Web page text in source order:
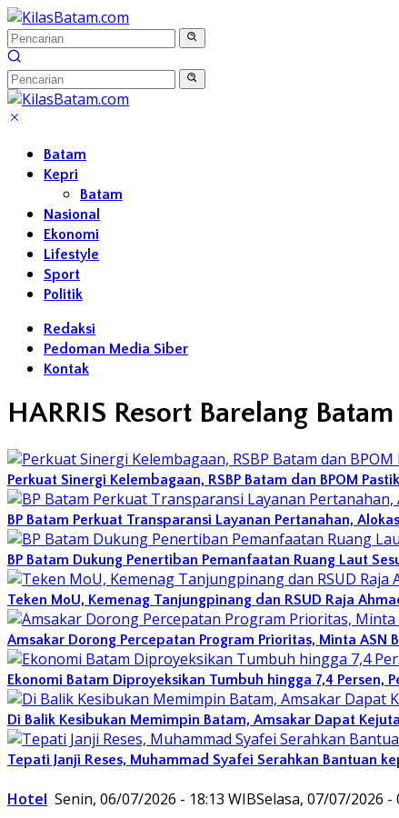
Langsung
ke
konten
Batam
Kepri
Batam
Nasional
Ekonomi
Lifestyle
Sport
Politik
Redaksi
Pedoman Media Siber
Kontak
HARRIS Resort Barelang Batam
Perkuat Sinergi Kelembagaan, RSBP Batam dan BPOM
BP Batam Perkuat Transparansi Layanan Pertanahan,
BP Batam Dukung Penertiban Pemanfaatan Ruang Laut
Teken MoU, Kemenag Tanjungpinang dan RSUD Raja
Amsakar Dorong Percepatan Program Prioritas, Minta ASN
Ekonomi Batam Diproyeksikan Tumbuh hingga 7,4 Persen,
Di Balik Kesibukan Memimpin Batam, Amsakar Dapat
Tepati Janji Reses, Muhammad Syafei Serahkan Bantuan
Hotel Senin, 06/07/2026 - 18:13 WIBSelasa, 07/07/2026 -